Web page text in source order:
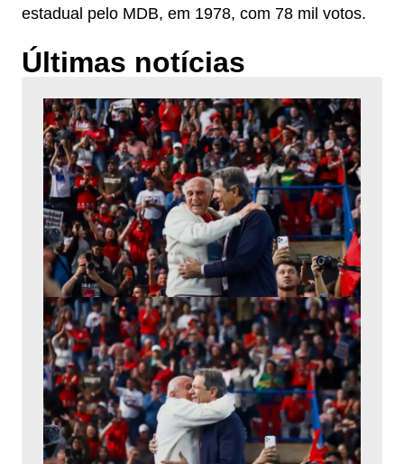
estadual pelo MDB, em 1978, com 78 mil votos.
Últimas notícias